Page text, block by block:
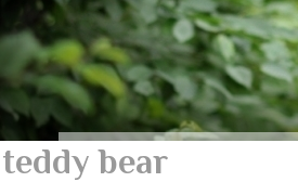
teddy bear